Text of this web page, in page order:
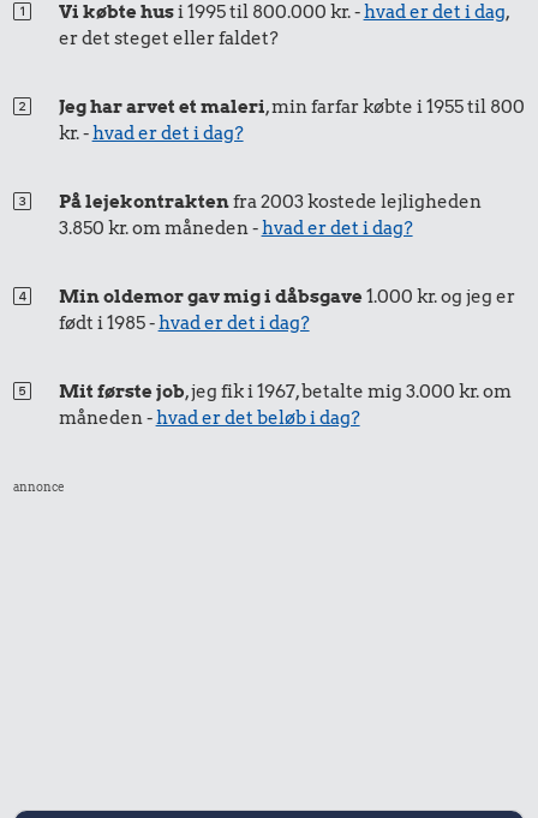
Bukser
rødbeder
16 kr.
6 æg
27 kr.
Vi købte husi 1995 til 800.000 kr. -hvad er det i dag,
er det steget eller faldet?
Jeg har arvet et maleri, min farfar købte i 1955 til 800
kr. -hvad er det i dag?
På lejekontraktenfra 2003 kostede lejligheden
3.850 kr. om måneden -hvad er det i dag?
Min oldemor gav mig i dåbsgave1.000 kr. og jeg er
født i 1985 -hvad er det i dag?
Mit første job, jeg fik i 1967, betalte mig 3.000 kr. om
måneden -hvad er det beløb i dag?
annonce